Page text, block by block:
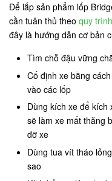
Để lắp sản phẩm lốp
cần tuân thủ theo quy
đây là hướng dẫn cơ bản
Tìm chỗ đậu vững
Cố định xe bằng
vào các lốp
Dùng kích xe để kích
sẽ làm xe mất thăng
đỡ xe
Dùng tua vít tháo
sao